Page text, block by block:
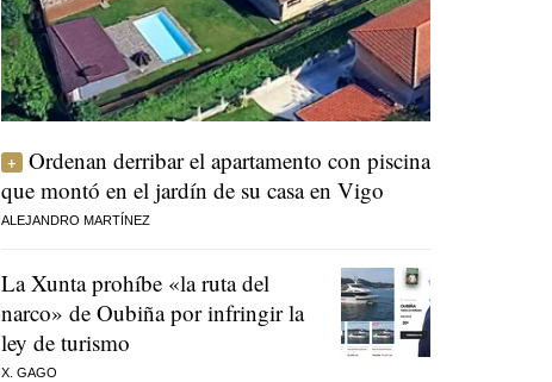
Ordenan derribar el apartamento con piscina
que montó en el jardín de su casa en Vigo
ALEJANDRO MARTÍNEZ
La Xunta prohíbe «la ruta del
narco» de Oubiña por infringir la
ley de turismo
X. GAGO